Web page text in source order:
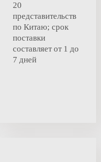
20
представительств
по Китаю; срок
поставки
составляет от 1 до
7 дней